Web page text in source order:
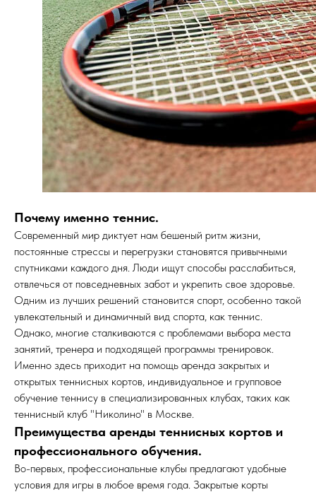
Почему именно теннис.
Современный мир диктует нам бешеный ритм жизни,
постоянные стрессы и перегрузки становятся привычными
спутниками каждого дня. Люди ищут способы расслабиться,
отвлечься от повседневных забот и укрепить свое здоровье.
Одним из лучших решений становится спорт, особенно такой
увлекательный и динамичный вид спорта, как теннис.
Однако, многие сталкиваются с проблемами выбора места
занятий, тренера и подходящей программы тренировок.
Именно здесь приходит на помощь аренда закрытых и
открытых теннисных кортов, индивидуальное и групповое
обучение теннису в специализированных клубах, таких как
теннисный клуб "Николино" в Москве.
Преимущества аренды теннисных кортов и
профессионального обучения.
Во-первых, профессиональные клубы предлагают удобные
условия для игры в любое время года. Закрытые корты